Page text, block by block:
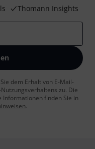
Thomann Insights
dem Erhalt von E-Mail-
zu. Die
finden Sie in
.